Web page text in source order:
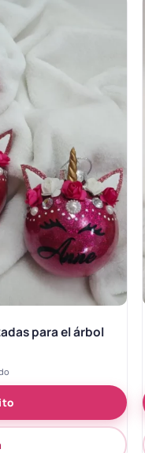
para el árbol